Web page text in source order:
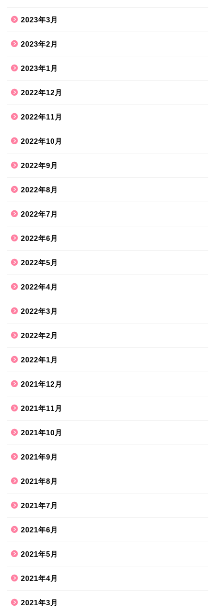
2023年3月
2023年2月
2023年1月
2022年12月
2022年11月
2022年10月
2022年9月
2022年8月
2022年7月
2022年6月
2022年5月
2022年4月
2022年3月
2022年2月
2022年1月
2021年12月
2021年11月
2021年10月
2021年9月
2021年8月
2021年7月
2021年6月
2021年5月
2021年4月
2021年3月